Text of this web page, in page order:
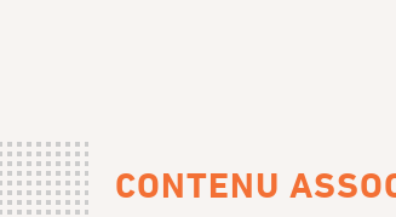
CONTENU